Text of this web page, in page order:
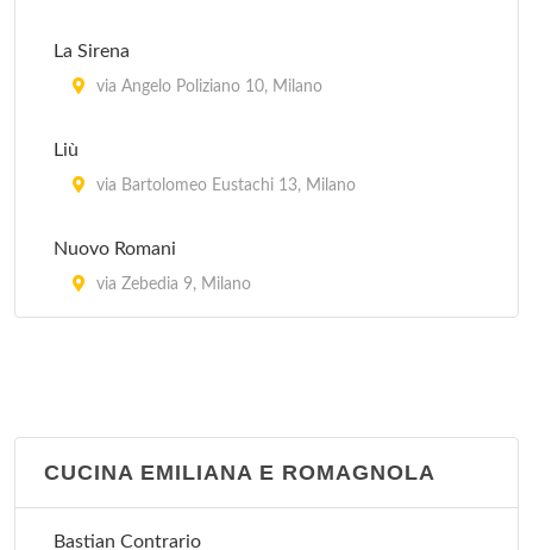
La Sirena
via Angelo Poliziano 10, Milano
Liù
via Bartolomeo Eustachi 13, Milano
Nuovo Romani
via Zebedia 9, Milano
CUCINA EMILIANA E ROMAGNOLA
Bastian Contrario